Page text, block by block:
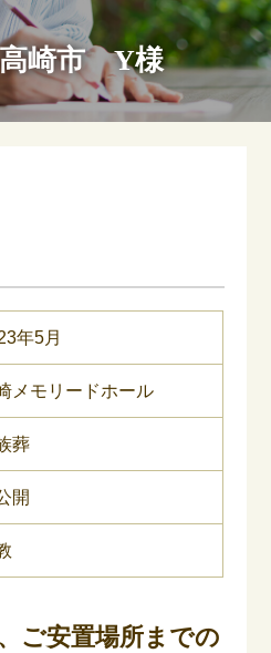
崎市 Y様
年5月
メモリードホール
葬
開
ご安置場所までの